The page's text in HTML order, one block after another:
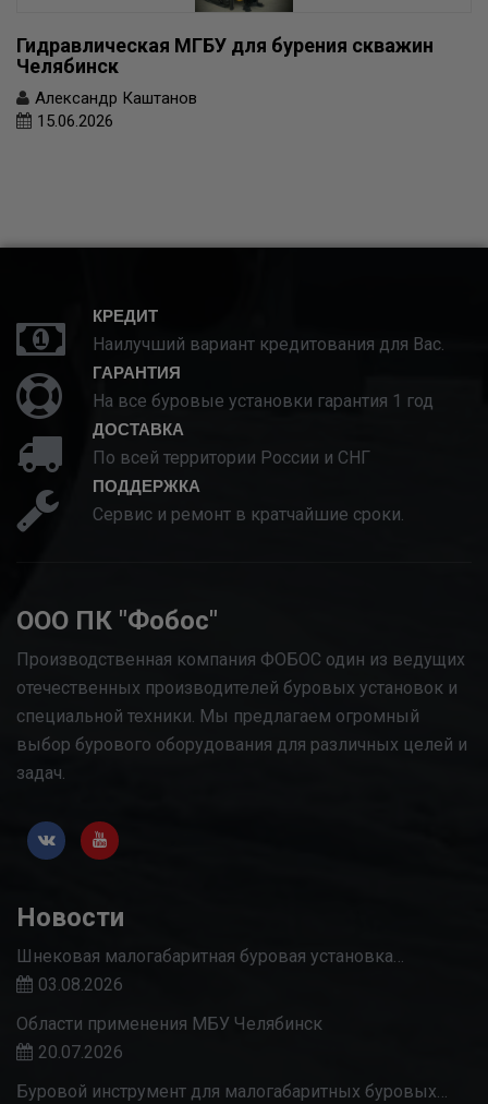
Гидравлическая МГБУ для бурения скважин
Челябинск
Александр Каштанов
15.06.2026
КРЕДИТ
Наилучший вариант кредитования для Вас.
ГАРАНТИЯ
На все буровые установки гарантия 1 год
ДОСТАВКА
По всей территории России и СНГ
ПОДДЕРЖКА
Сервис и ремонт в кратчайшие сроки.
ООО ПК "Фобос"
Производственная компания ФОБОС один из ведущих
отечественных производителей буровых установок и
специальной техники. Мы предлагаем огромный
выбор бурового оборудования для различных целей и
задач.
Новости
Шнековая малогабаритная буровая установка…
03.08.2026
Области применения МБУ Челябинск
20.07.2026
Буровой инструмент для малогабаритных буровых…